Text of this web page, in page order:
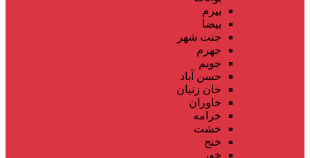
بیرم
بیضا
جنت شهر
جهرم
جویم
حسن آباد
خان زنیان
خاوران
خرامه
خشت
خنج
خور